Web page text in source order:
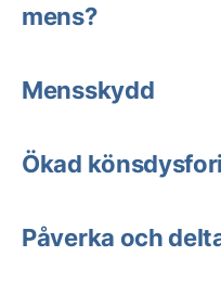
mens?
Mensskydd
Ökad
Påverka och